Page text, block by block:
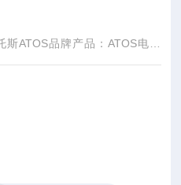
ATOS品牌产品：ATOS电磁
、ATOS插装阀、ATOS比例
术服务团队，保证产品全新正
料齐全，我们承诺所有产品 期
们所有产品出售后执行原厂的